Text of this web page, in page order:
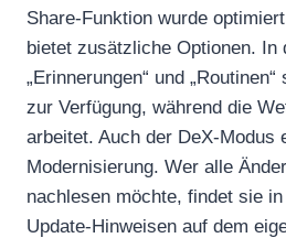
Share-Funktion wurde
bietet zusätzliche Optionen. In
„Erinnerungen“ und
zur Verfügung, während die
arbeitet. Auch der DeX-Modus
Modernisierung. Wer alle
nachlesen möchte, findet sie
Update-Hinweisen auf dem